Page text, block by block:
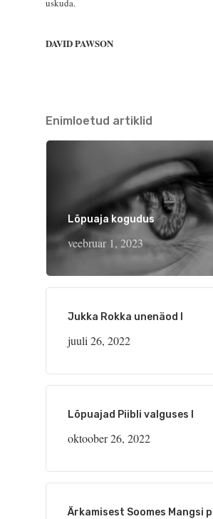
uskuda.
DAVID PAWSON
Enimloetud artiklid
Lõpuaja kogudus
veebruar 1, 2023
Jukka Rokka unenäod I
juuli 26, 2022
Lõpuajad Piibli valguses I
oktoober 26, 2022
Ärkamisest Soomes Mangsi